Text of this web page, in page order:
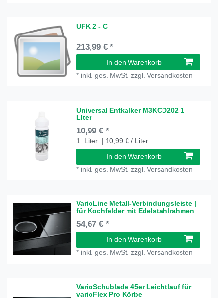
UFK 2 - C
213,99 € *
In den Warenkorb
* inkl. ges. MwSt. zzgl.Versandkosten
Universal Entkalker M3KCD202 1
Liter
10,99 € *
1 Liter | 10,99 € / Liter
In den Warenkorb
* inkl. ges. MwSt. zzgl.Versandkosten
VarioLine Metall-Verbindungsleiste |
für Kochfelder mit Edelstahlrahmen
54,67 € *
In den Warenkorb
* inkl. ges. MwSt. zzgl.Versandkosten
VarioSchublade 45er Leichtlauf für
varioFlex Pro Körbe